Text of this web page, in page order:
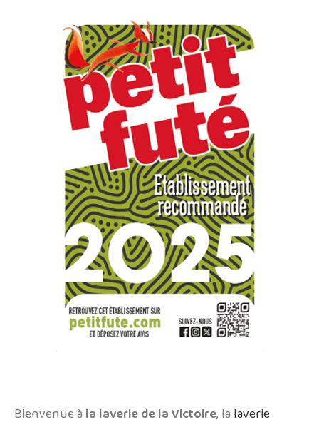
Bienvenue à la laverie de la Victoire, la laverie